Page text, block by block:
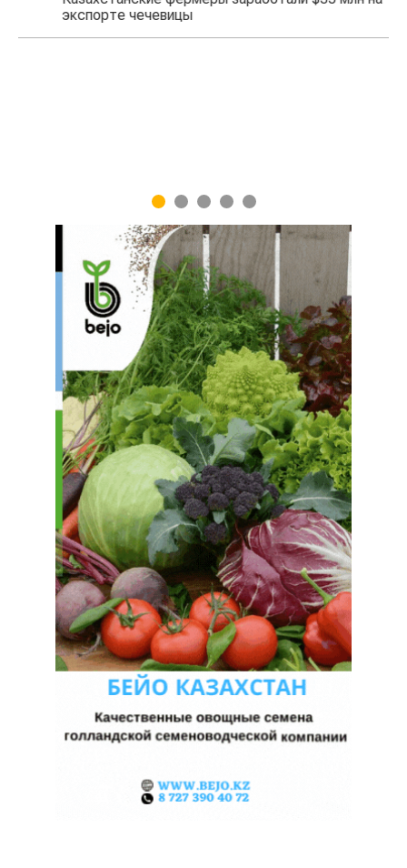
экспорте чечевицы
1 2 3 4 5